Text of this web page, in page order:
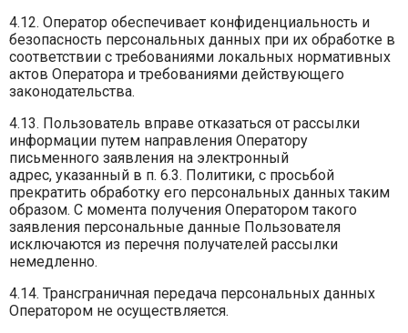
4.12. Оператор обеспечивает конфиденциальность и
безопасность персональных данных при их обработке в
соответствии с требованиями локальных нормативных
актов Оператора и требованиями действующего
законодательства.
4.13. Пользователь вправе отказаться от рассылки
информации путем направления Оператору
письменного заявления на электронный
адрес, указанный в п. 6.3. Политики, с просьбой
прекратить обработку его персональных данных таким
образом. С момента получения Оператором такого
заявления персональные данные Пользователя
исключаются из перечня получателей рассылки
немедленно.
4.14. Трансграничная передача персональных данных
Оператором не осуществляется.